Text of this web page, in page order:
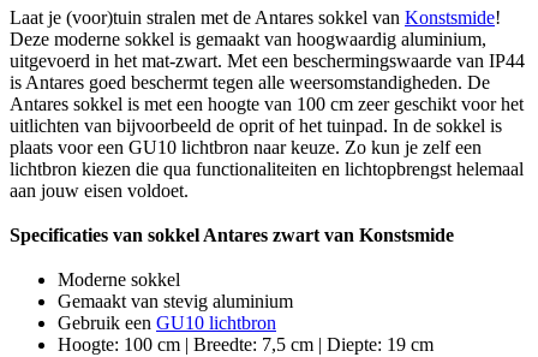
Laat je (voor)tuin stralen met de Antares sokkel van Konstsmide!
Deze moderne sokkel is gemaakt van hoogwaardig aluminium,
uitgevoerd in het mat-zwart. Met een beschermingswaarde van IP44
is Antares goed beschermt tegen alle weersomstandigheden. De
Antares sokkel is met een hoogte van 100 cm zeer geschikt voor het
uitlichten van bijvoorbeeld de oprit of het tuinpad. In de sokkel is
plaats voor een GU10 lichtbron naar keuze. Zo kun je zelf een
lichtbron kiezen die qua functionaliteiten en lichtopbrengst helemaal
aan jouw eisen voldoet.
Specificaties van sokkel Antares zwart van Konstsmide
Moderne sokkel
Gemaakt van stevig aluminium
Gebruik een GU10 lichtbron
Hoogte: 100 cm | Breedte: 7,5 cm | Diepte: 19 cm